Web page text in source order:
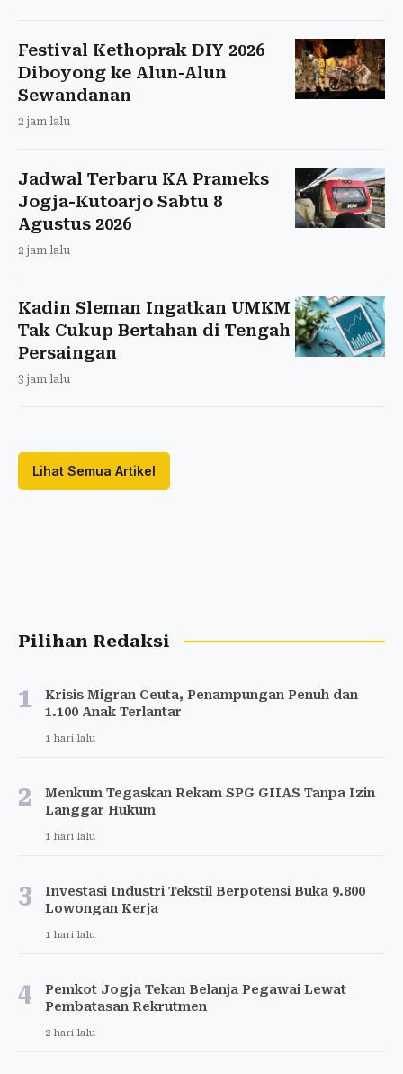
Festival Kethoprak DIY 2026
Diboyong ke Alun-Alun
Sewandanan
2 jam lalu
Jadwal Terbaru KA Prameks
Jogja-Kutoarjo Sabtu 8
Agustus 2026
2 jam lalu
Kadin Sleman Ingatkan UMKM
Tak Cukup Bertahan di Tengah
Persaingan
3 jam lalu
Lihat Semua Artikel
Pilihan Redaksi
1
Krisis Migran Ceuta, Penampungan Penuh dan
1.100 Anak Terlantar
1 hari lalu
2
Menkum Tegaskan Rekam SPG GIIAS Tanpa Izin
Langgar Hukum
1 hari lalu
3
Investasi Industri Tekstil Berpotensi Buka 9.800
Lowongan Kerja
1 hari lalu
4
Pemkot Jogja Tekan Belanja Pegawai Lewat
Pembatasan Rekrutmen
2 hari lalu